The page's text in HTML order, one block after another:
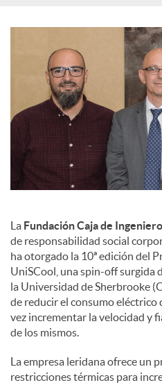
l
s
La Fundación Caja de
de responsabilidad social
ha otorgado la 10ª edición del
UniSCool, una spin-off surgida
la Universidad de Sherbrooke
de reducir el consumo eléctrico
vez incrementar la velocidad y
de los mismos.
La empresa leridana ofrece un
restricciones térmicas para